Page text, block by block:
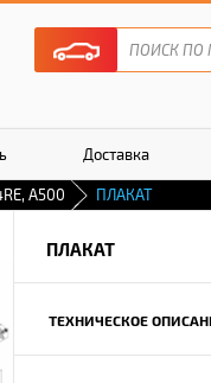
Доставка
A500 ПЛАКАТ
ПЛАКАТ
ТЕХНИЧЕСКОЕ